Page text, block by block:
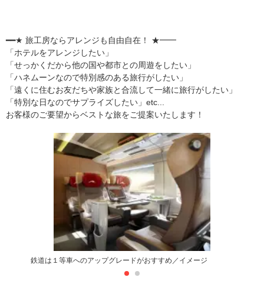
━━★ 旅工房ならアレンジも自由自在！ ★━━
「ホテルをアレンジしたい」
「せっかくだから他の国や都市との周遊をしたい」
「ハネムーンなので特別感のある旅行がしたい」
「遠くに住むお友だちや家族と合流して一緒に旅行がしたい」
「特別な日なのでサプライズしたい」etc...
お客様のご要望からベストな旅をご提案いたします！
鉄道は１等車へのアップグレードがおすすめ／イメージ